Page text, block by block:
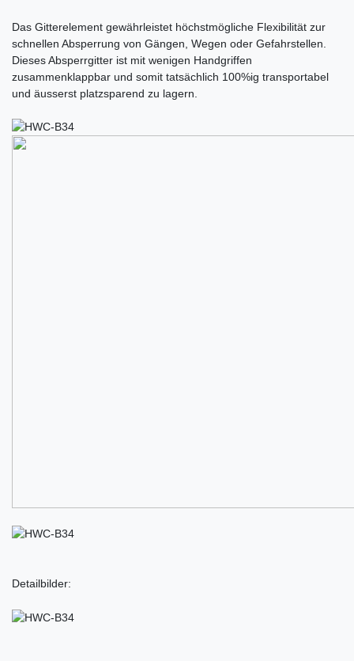
Das Gitterelement gewährleistet höchstmögliche Flexibilität zur
schnellen Absperrung von Gängen, Wegen oder Gefahrstellen.
Dieses Absperrgitter ist mit wenigen Handgriffen
zusammenklappbar und somit tatsächlich 100%ig transportabel
und äusserst platzsparend zu lagern.
Detailbilder: